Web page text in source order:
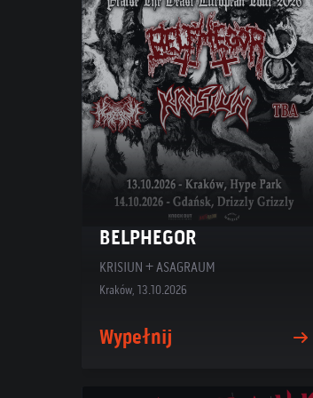
BELPHEGOR
KRISIUN + ASAGRAUM
Kraków, 13.10.2026
Wypełnij